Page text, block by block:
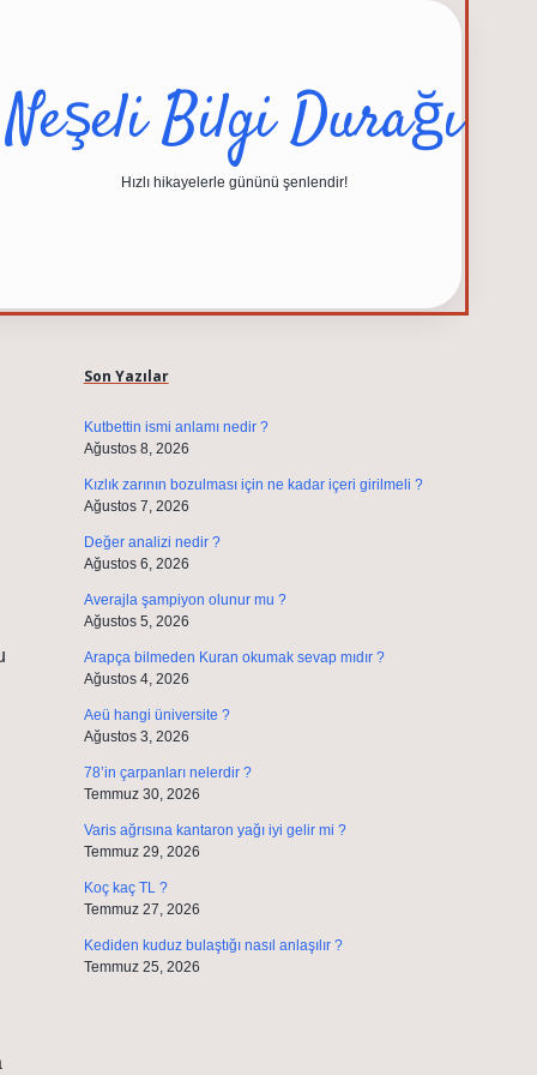
Neşeli Bilgi Durağı
Hızlı hikayelerle gününü şenlendir!
Son Yazılar
Kutbettin ismi anlamı nedir ?
Ağustos 8, 2026
Kızlık zarının bozulması için ne kadar içeri girilmeli ?
Ağustos 7, 2026
Değer analizi nedir ?
Ağustos 6, 2026
Averajla şampiyon olunur mu ?
Ağustos 5, 2026
Arapça bilmeden Kuran okumak sevap mıdır ?
Ağustos 4, 2026
Aeü hangi üniversite ?
Ağustos 3, 2026
78’in çarpanları nelerdir ?
Temmuz 30, 2026
Varis ağrısına kantaron yağı iyi gelir mi ?
Temmuz 29, 2026
Koç kaç TL ?
Temmuz 27, 2026
Kediden kuduz bulaştığı nasıl anlaşılır ?
Temmuz 25, 2026